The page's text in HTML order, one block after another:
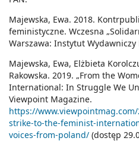
Majewska, Ewa. 2018.
feministyczne. Wczesna
Warszawa: Instytut Wydawniczy
Majewska, Ewa, Elżbieta
Rakowska. 2019. „From the
International: In Struggle We
Viewpoint Magazine.
https://
strike-to-the-feminist-
voices-from-poland/ (dostęp